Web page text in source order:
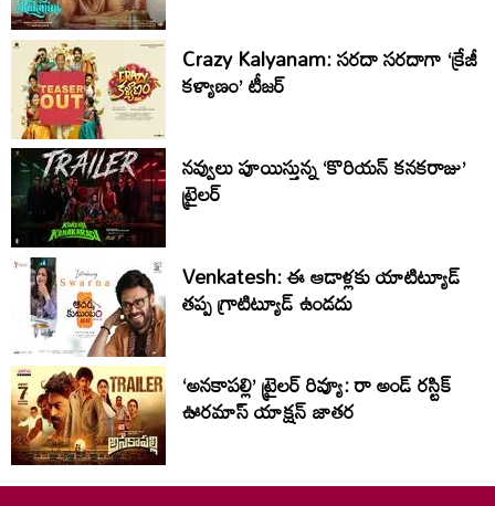
Crazy Kalyanam: సరదా సరదాగా ‘క్రేజీ
కళ్యాణం’ టీజర్
నవ్వులు పూయిస్తున్న ‘కొరియన్ కనకరాజు’
ట్రైలర్
Venkatesh: ఈ ఆడాళ్లకు యాటిట్యూడ్
తప్ప గ్రాటిట్యూడ్ ఉండదు
‘అనకాపల్లి’ ట్రైలర్ రివ్యూ: రా అండ్ రస్టిక్
ఊరమాస్ యాక్షన్ జాతర